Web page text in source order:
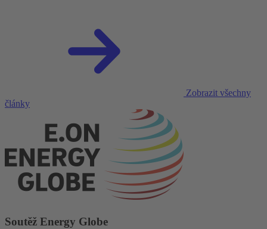
Zobrazit všechny
články
Soutěž Energy Globe